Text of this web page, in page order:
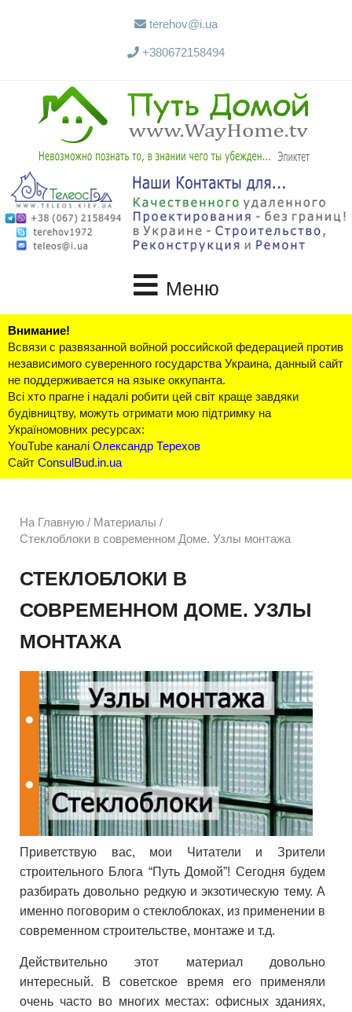
terehov@i.ua
+380672158494
Меню
Внимание!
Всвязи с развязанной войной российской федерацией против
независимого суверенного государства Украина, данный сайт
не поддерживается на языке оккупанта.
Всі хто прагне і надалі робити цей світ краще завдяки
будівництву, можуть отримати мою підтримку на
Україномовних ресурсах:
YouTube каналі Олександр Терехов
Сайт ConsulBud.in.ua
На Главную / Материалы /
Стеклоблоки в современном Доме. Узлы монтажа
СТЕКЛОБЛОКИ В
СОВРЕМЕННОМ ДОМЕ. УЗЛЫ
МОНТАЖА
Приветствую вас, мои Читатели и Зрители
строительного Блога “Путь Домой”! Сегодня будем
разбирать довольно редкую и экзотическую тему. А
именно поговорим о стеклоблоках, из применении в
современном строительстве, монтаже и т.д.
Действительно этот материал довольно
интересный. В советское время его применяли
очень часто во многих местах: офисных зданиях,